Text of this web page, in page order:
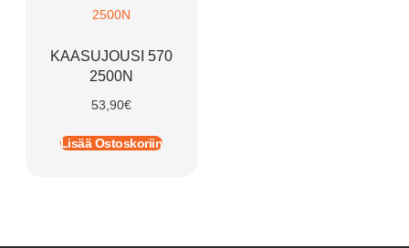
KAASUJOUSI 570
2500N
53,90€
Lisää Ostoskoriin